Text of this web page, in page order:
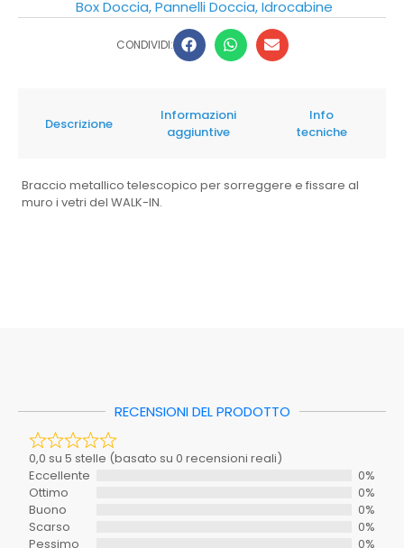
Box Doccia, Pannelli Doccia, Idrocabine
CONDIVIDI:
Descrizione
Informazioni
aggiuntive
Info
tecniche
Braccio metallico telescopico per sorreggere e fissare al
muro i vetri del WALK-IN.
Inclusi_nel_set
SI
Materiale
Richiede_montaggio
Stanza
Bagno
Tipo
Il tuo voto
La tua recensione
RECENSIONI DEL PRODOTTO
0,0 su 5 stelle (basato su 0 recensioni reali)
Eccellente
0%
Ottimo
0%
Buono
0%
Scarso
0%
Pessimo
0%